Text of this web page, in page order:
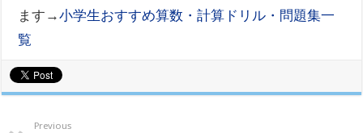
ます→小学生おすすめ算数・計算ドリル・問題集一
覧
Previous